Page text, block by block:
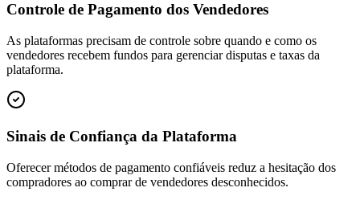
Controle de Pagamento dos Vendedores
As plataformas precisam de controle sobre quando e como os
vendedores recebem fundos para gerenciar disputas e taxas da
plataforma.
Sinais de Confiança da Plataforma
Oferecer métodos de pagamento confiáveis reduz a hesitação dos
compradores ao comprar de vendedores desconhecidos.